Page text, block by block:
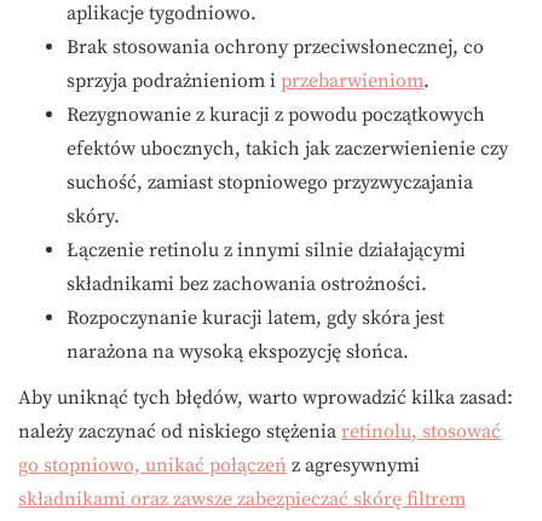
aplikacje tygodniowo.
Brak stosowania ochrony przeciwsłonecznej, co
sprzyja podrażnieniom i przebarwieniom.
Rezygnowanie z kuracji z powodu początkowych
efektów ubocznych, takich jak zaczerwienienie czy
suchość, zamiast stopniowego przyzwyczajania
skóry.
Łączenie retinolu z innymi silnie działającymi
składnikami bez zachowania ostrożności.
Rozpoczynanie kuracji latem, gdy skóra jest
narażona na wysoką ekspozycję słońca.
Aby uniknąć tych błędów, warto wprowadzić kilka zasad:
należy zaczynać od niskiego stężenia retinolu, stosować
go stopniowo, unikać połączeń z agresywnymi
składnikami oraz zawsze zabezpieczać skórę filtrem